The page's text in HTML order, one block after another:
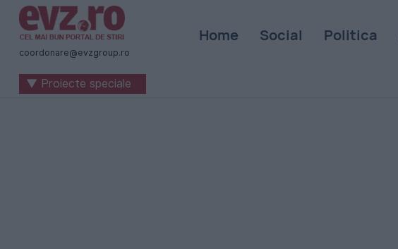
Știri
naționale
internaționale
coordonare@evzgroup.ro
Home Social Politica
▼ Proiecte speciale